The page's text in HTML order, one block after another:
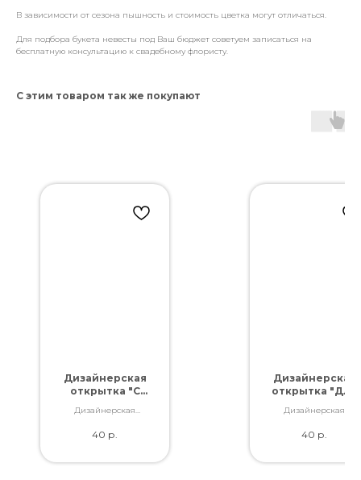
В зависимости от сезона пышность и стоимость цветка могут отличаться.
Для подбора букета невесты под Ваш бюджет советуем записаться на
бесплатную консультацию к свадебному флористу.
С этим товаром так же покупают
Дизайнерская
открытка "С
рождения!"
Дизайнерская
качество. Дополнит
40 р.
Дизайнерская
открытка "Для
Дизайнерская
качество. Дополнит
40 р.